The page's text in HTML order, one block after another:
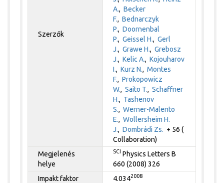
Szerzők
A.,Becker
F.,Bednarczyk
P.,Doornenbal
P.,Geissel H.,Gerl
J.,Grawe H.,Grebosz
J.,Kelic A.,Kojouharov
I.,Kurz N.,Montes
F.,Prokopowicz
W.,Saito T.,Schaffner
H., Tashenov
S.,Werner-Malento
E.,Wollersheim H.
J.,Dombrádi Zs. + 56 (
Collaboration)
Megjelenés
helye
SCI Physics Letters B
660 (2008) 326
Impakt faktor
4.0342008